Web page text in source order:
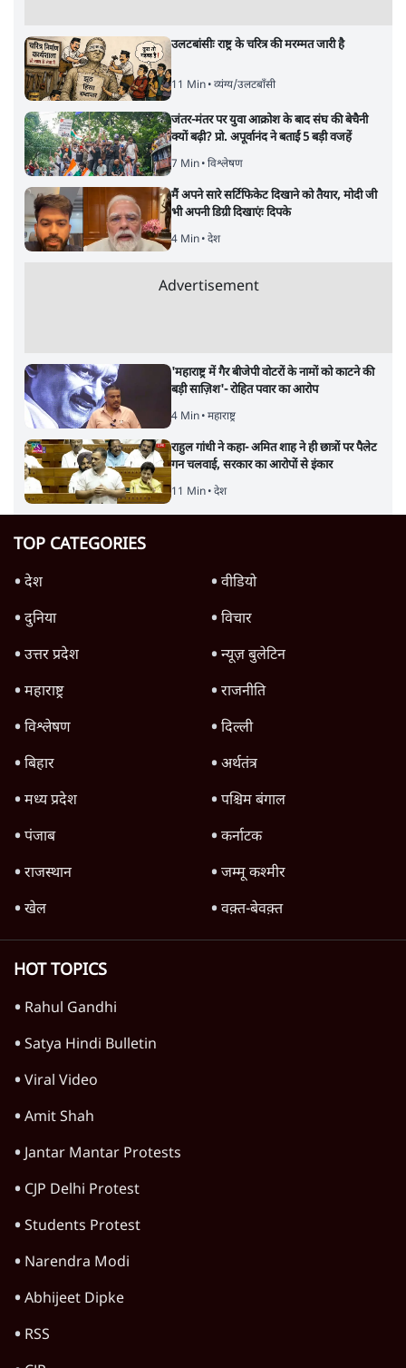
उलटबांसीः राष्ट्र के चरित्र की मरम्मत जारी है
11 Min• व्यंग्य/उलटबाँसी
जंतर-मंतर पर युवा आक्रोश के बाद संघ की बेचैनी
क्यों बढ़ी? प्रो. अपूर्वानंद ने बताईं 5 बड़ी वजहें
7 Min• विश्लेषण
मैं अपने सारे सर्टिफिकेट दिखाने को तैयार, मोदी जी
भी अपनी डिग्री दिखाएंः दिपके
4 Min• देश
Advertisement
'महाराष्ट्र में गैर बीजेपी वोटरों के नामों को काटने की
बड़ी साज़िश'- रोहित पवार का आरोप
4 Min• महाराष्ट्र
राहुल गांधी ने कहा- अमित शाह ने ही छात्रों पर पैलेट
गन चलवाई, सरकार का आरोपों से इंकार
11 Min• देश
TOP CATEGORIES
देश
वीडियो
दुनिया
विचार
उत्तर प्रदेश
न्यूज़ बुलेटिन
महाराष्ट्र
राजनीति
विश्लेषण
दिल्ली
बिहार
अर्थतंत्र
मध्य प्रदेश
पश्चिम बंगाल
पंजाब
कर्नाटक
राजस्थान
जम्मू कश्मीर
खेल
वक़्त-बेवक़्त
HOT TOPICS
Rahul Gandhi
Satya Hindi Bulletin
Viral Video
Amit Shah
Jantar Mantar Protests
CJP Delhi Protest
Students Protest
Narendra Modi
Abhijeet Dipke
RSS